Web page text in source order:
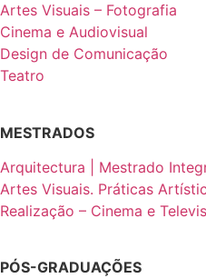
Artes Visuais – Fotografia
Cinema e Audiovisual
Design de Comunicação
Teatro
MESTRADOS
Arquitectura | Mestrado
Artes Visuais. Práticas
Realização – Cinema e
PÓS-GRADUAÇÕES